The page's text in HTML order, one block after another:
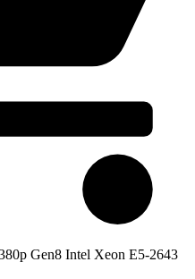
Gen8 Intel Xeon E5-2643